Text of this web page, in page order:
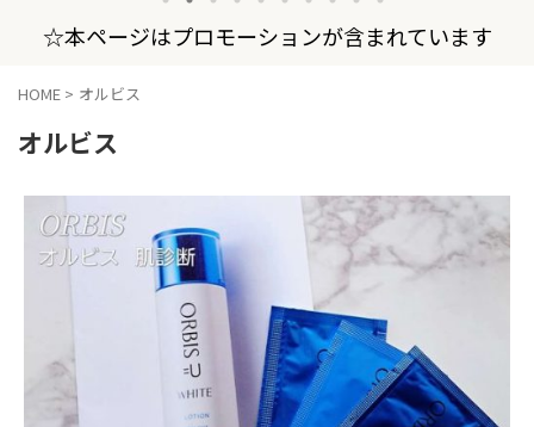
☆本ページはプロモーションが含まれています
HOME > オルビス
オルビス